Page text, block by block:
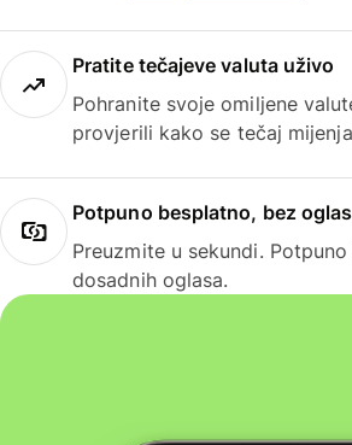
Pratite tečajeve valuta uživo
Pohranite svoje omiljene
provjerili kako se tečaj
Potpuno besplatno, bez
Preuzmite u sekundi.
dosadnih oglasa.